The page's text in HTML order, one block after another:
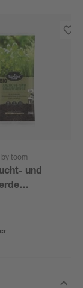
toom
und
20 l